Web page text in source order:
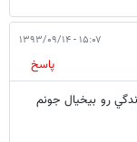
۱۵:۰۷ - ۱۳۹۳/۰۹/۱۴
پاسخ
رو بيخيال جونم